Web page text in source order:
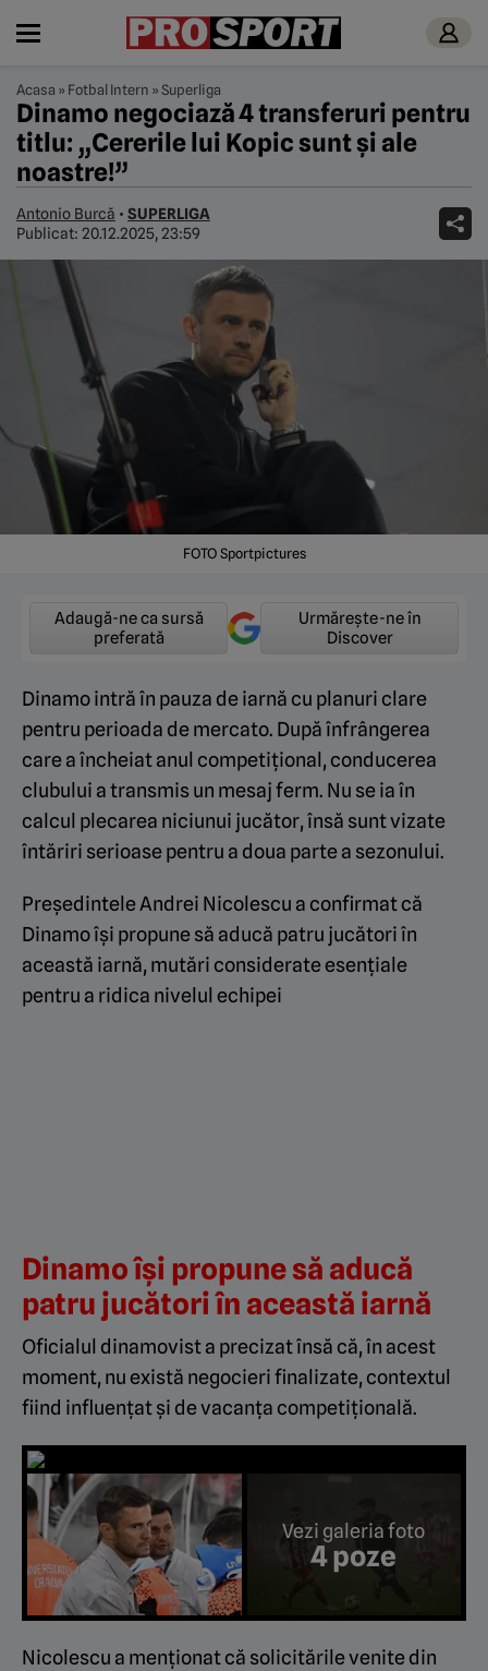
Acasa » Fotbal Intern »Superliga
Dinamo negociază 4 transferuri pentru
titlu: „Cererile lui Kopic sunt și ale
noastre!”
Antonio Burcă • SUPERLIGA
Publicat: 20.12.2025, 23:59
FOTO Sportpictures
Adaugă-ne ca sursă
preferată
Urmărește-ne în
Discover
Dinamo intră în pauza de iarnă cu planuri clare
pentru perioada de mercato. După înfrângerea
care a încheiat anul competițional, conducerea
clubului a transmis un mesaj ferm. Nu se ia în
calcul plecarea niciunui jucător, însă sunt vizate
întăriri serioase pentru a doua parte a sezonului.
Președintele Andrei Nicolescu a confirmat că
Dinamo își propune să aducă patru jucători în
această iarnă, mutări considerate esențiale
pentru a ridica nivelul echipei
Dinamo își propune să aducă
patru jucători în această iarnă
Oficialul dinamovist a precizat însă că, în acest
moment, nu există negocieri finalizate, contextul
fiind influențat și de vacanța competițională.
Vezi galeria foto
4 poze
Nicolescu a menționat că solicitările venite din